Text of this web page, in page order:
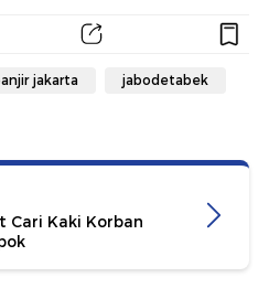
jakarta jabodetabek
Cari Kaki Korban